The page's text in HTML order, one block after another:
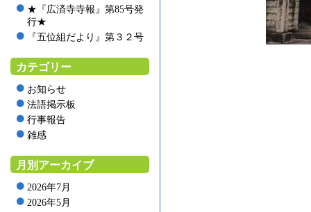
★『広済寺寺報』第85号発
行★
『五位組だより』第３２号
カテゴリー
お知らせ
法語掲示板
行事報告
雑感
月別アーカイブ
2026年7月
2026年5月